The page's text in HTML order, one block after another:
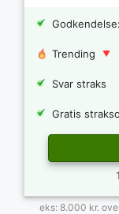
Trending
Svar straks
Gratis
eks: 8.000 kr.